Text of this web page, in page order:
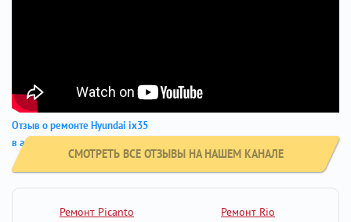
Отзыв о ремонте Hyundai ix35
в автосервисе GM-City
СМОТРЕТЬ ВСЕ ОТЗЫВЫ НА НАШЕМ КАНАЛЕ
Ремонт Picanto
Ремонт Rio